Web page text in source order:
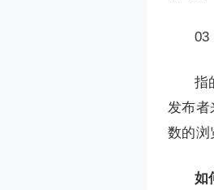
03
指
发布者
数的浏
如